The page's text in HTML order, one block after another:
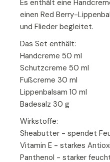
Es enthält eine
einen Red Berry-
und Flieder begleitet.
Das Set enthält:
Handcreme 50 ml
Schutzcreme 50 ml
Fußcreme 30 ml
Lippenbalsam 10 ml
Badesalz 30 g
Wirkstoffe:
Sheabutter - spendet
Vitamin E - starkes
Panthenol - starker